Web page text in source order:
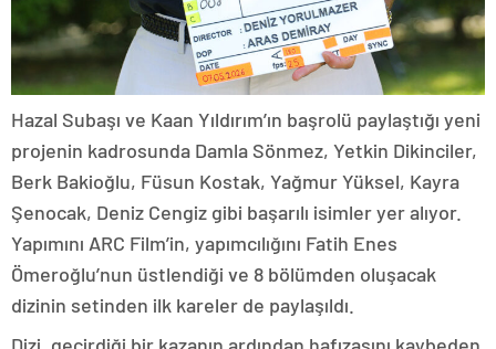
Hazal Subaşı ve Kaan Yıldırım’ın başrolü paylaştığı yeni
projenin kadrosunda Damla Sönmez, Yetkin Dikinciler,
Berk Bakioğlu, Füsun Kostak, Yağmur Yüksel, Kayra
Şenocak, Deniz Cengiz gibi başarılı isimler yer alıyor.
Yapımını ARC Film’in, yapımcılığını Fatih Enes
Ömeroğlu’nun üstlendiği ve 8 bölümden oluşacak
dizinin setinden ilk kareler de paylaşıldı.